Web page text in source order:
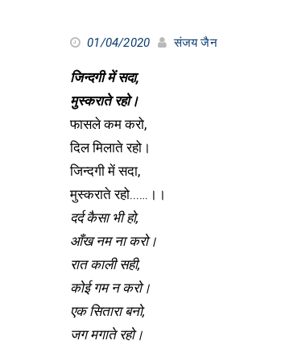
01/04/2020 संजय जैन
जिन्दगी में सदा,
मुस्कराते रहो।
फासले कम करो,
दिल मिलाते रहो।
जिन्दगी में सदा,
मुस्कराते रहो..….।।
दर्द कैसा भी हो,
आँख नम ना करो।
रात काली सही,
कोई गम न करो।
एक सितारा बनो,
जग मगाते रहो।